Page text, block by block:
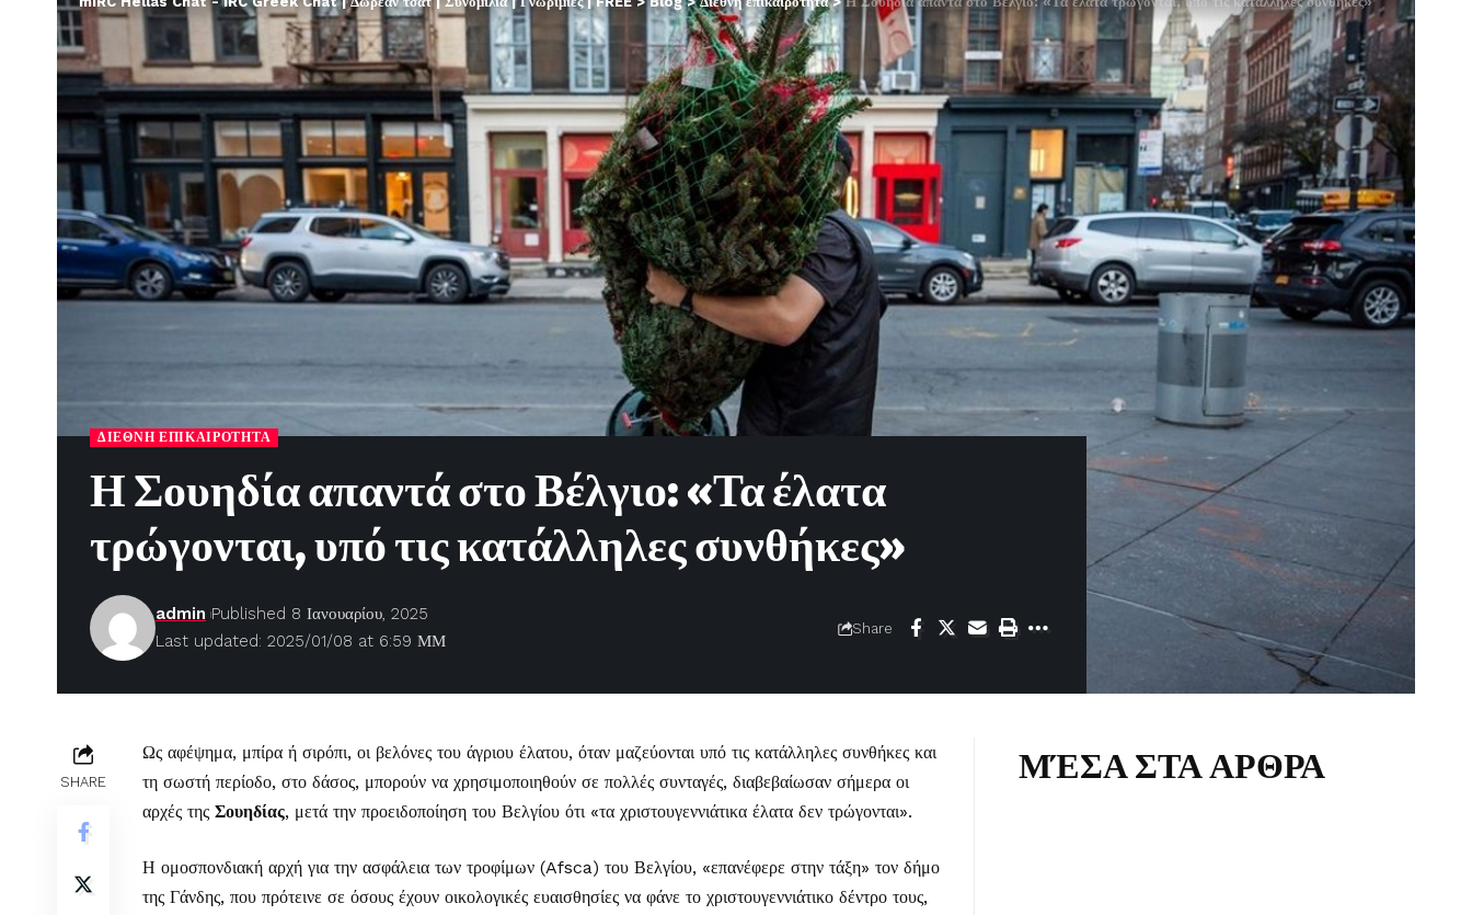
ΔΙΕΘΝΉ ΕΠΙΚΑΙΡΌΤΗΤΑ
Η Σουηδία απαντά στο Βέλγιο: «Τα έλατα
τρώγονται, υπό τις κατάλληλες συνθήκες»
Last updated: 2025/01/08 at 6:59 ΜΜ
admin Published 8 Ιανουαρίου, 2025
Share
SHARE
Ως αφέψημα, μπίρα ή σιρόπι, οι βελόνες του άγριου έλατου, όταν μαζεύονται υπό τις κατάλληλες συνθήκες και
τη σωστή περίοδο, στο δάσος, μπορούν να χρησιμοποιηθούν σε πολλές συνταγές, διαβεβαίωσαν σήμερα οι
αρχές της Σουηδίας, μετά την προειδοποίηση του Βελγίου ότι «τα χριστουγεννιάτικα έλατα δεν τρώγονται».
Η ομοσπονδιακή αρχή για την ασφάλεια των τροφίμων (Afsca) του Βελγίου, «επανέφερε στην τάξη» τον δήμο
της Γάνδης, που πρότεινε σε όσους έχουν οικολογικές ευαισθησίες να φάνε το χριστουγεννιάτικο δέντρο τους,
ΜΈΣΑ ΣΤΑ ΑΡΘΡΑ